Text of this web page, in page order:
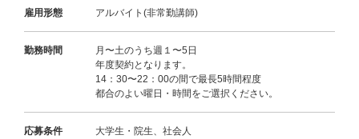
雇用形態 アルバイト(非常勤講師)
勤務時間
月〜土のうち週１〜5日
年度契約となります。
14：30〜22：00の間で最長5時間程度
都合のよい曜日・時間をご選択ください。
応募条件
大学生・院生、社会人